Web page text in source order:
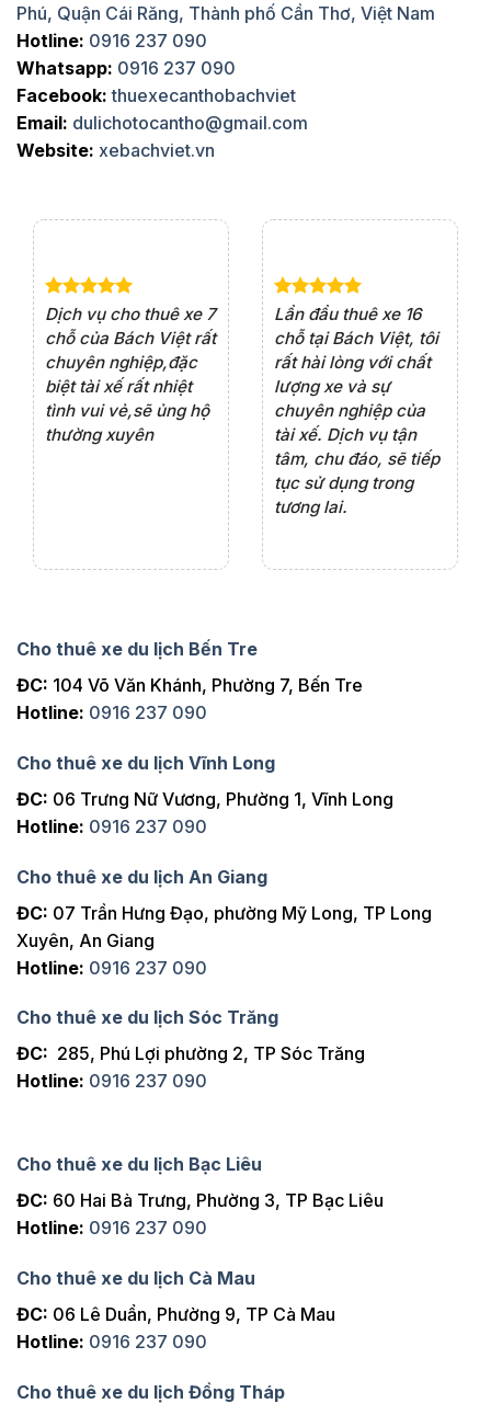
Phú, Quận Cái Răng, Thành phố Cần Thơ, Việt Nam
Hotline: 0916 237 090
Whatsapp: 0916 237 090
Facebook: thuexecanthobachviet
Email: dulichotocantho@gmail.com
Website: xebachviet.vn
Dịch vụ cho thuê xe 7
chỗ của Bách Việt rất
chuyên nghiệp,đặc
biệt tài xế rất nhiệt
tình vui vẻ,sẽ ủng hộ
thường xuyên
Lần đầu thuê xe 16
chỗ tại Bách Việt, tôi
rất hài lòng với chất
lượng xe và sự
chuyên nghiệp của
tài xế. Dịch vụ tận
tâm, chu đáo, sẽ tiếp
tục sử dụng trong
tương lai.
Cho thuê xe du lịch Bến Tre
ĐC: 104 Võ Văn Khánh, Phường 7, Bến Tre
Hotline: 0916 237 090
Cho thuê xe du lịch Vĩnh Long
ĐC: 06 Trưng Nữ Vương, Phường 1, Vĩnh Long
Hotline: 0916 237 090
Cho thuê xe du lịch An Giang
ĐC: 07 Trần Hưng Đạo, phường Mỹ Long, TP Long
Xuyên, An Giang
Hotline: 0916 237 090
Cho thuê xe du lịch Sóc Trăng
ĐC: 285, Phú Lợi phường 2, TP Sóc Trăng
Hotline: 0916 237 090
Cho thuê xe du lịch Bạc Liêu
ĐC: 60 Hai Bà Trưng, Phường 3, TP Bạc Liêu
Hotline: 0916 237 090
Cho thuê xe du lịch Cà Mau
ĐC: 06 Lê Duẩn, Phường 9, TP Cà Mau
Hotline: 0916 237 090
Cho thuê xe du lịch Đồng Tháp